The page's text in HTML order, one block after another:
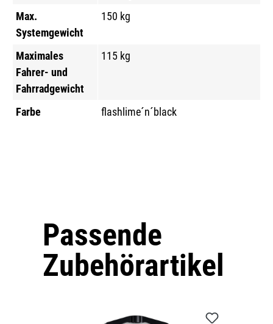
Max.
Systemgewicht
150 kg
Maximales
Fahrer- und
Fahrradgewicht
115 kg
Farbe flashlime´n´black
Produktgalerie überspringen
Passende
Zubehörartikel